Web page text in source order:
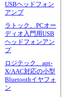
USBヘッドフォン
アンプ
ラトック、PCオー
ディオ入門用USB
ヘッドフォンアン
プ
ロジテック、apt-
X/AAC対応の小型
Bluetoothイヤフォ
ン